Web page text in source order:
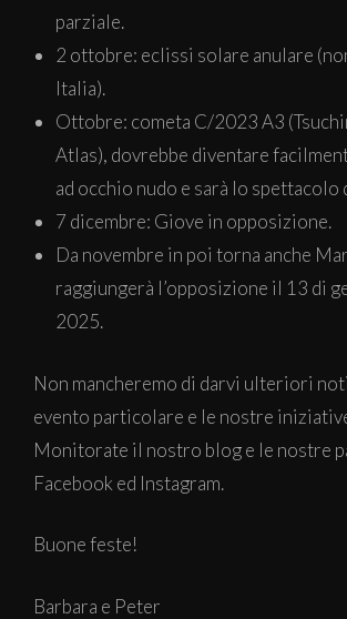
parziale.
2 ottobre: eclissi solare anulare
Italia).
Ottobre: cometa C/2023 A3
Atlas), dovrebbe diventare
ad occhio nudo e sarà lo spettacolo
7 dicembre: Giove in opposizione.
Da novembre in poi torna anche
raggiungerà l’opposizione il 13 di
2025.
Non mancheremo di darvi ulteriori
evento particolare e le nostre
Monitorate il nostro blog e le nostre
Facebook ed Instagram.
Buone feste!
Barbara e Peter